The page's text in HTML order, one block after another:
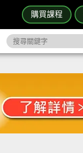
購買課程